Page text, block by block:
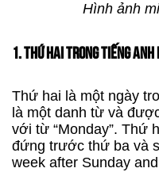
Hình ảnh
1. THỨ HAI TRONG TIẾNG
Thứ hai là một ngày
là một danh từ và
với từ “Monday”. Thứ
đứng trước thứ ba và
week after Sunday